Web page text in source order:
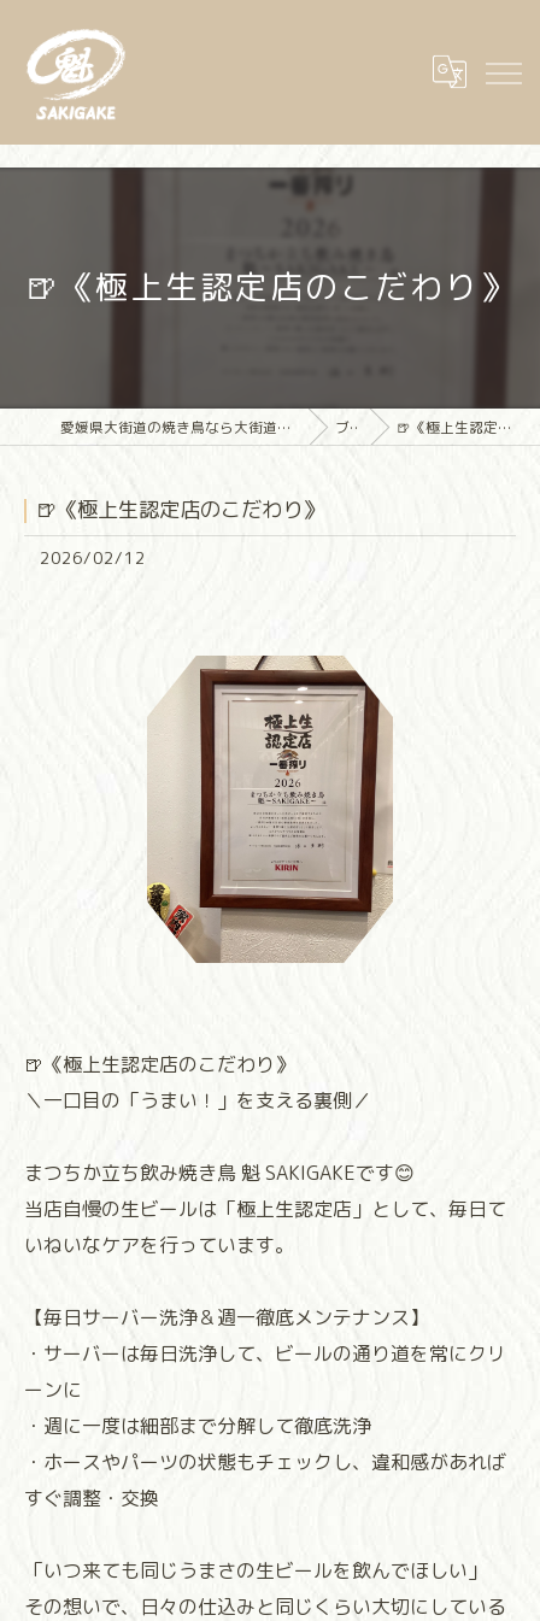
🍺《極上生認定店のこだわり》
愛媛県大街道の焼き鳥なら大街道立ち飲み焼き鳥 魁(さきがけ) ブログ 🍺《極上生認定店のこだわり》
🍺《極上生認定店のこだわり》
2026/02/12
🍺《極上生認定店のこだわり》
＼一口目の「うまい！」を支える裏側／
まつちか立ち飲み焼き鳥 魁 SAKIGAKEです😊
当店自慢の生ビールは「極上生認定店」として、毎日て
いねいなケアを行っています。
【毎日サーバー洗浄＆週一徹底メンテナンス】
・サーバーは毎日洗浄して、ビールの通り道を常にクリ
ーンに
・週に一度は細部まで分解して徹底洗浄
・ホースやパーツの状態もチェックし、違和感があれば
すぐ調整・交換
「いつ来ても同じうまさの生ビールを飲んでほしい」
その想いで、日々の仕込みと同じくらい大切にしている